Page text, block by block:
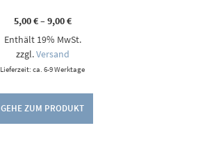
5,00€–9,00€Preisspanne:
bis
Enthält 19% MwSt.
zzgl.Versand
Lieferzeit: ca. 6-9 Werktage
GEHE ZUM PRODUKT